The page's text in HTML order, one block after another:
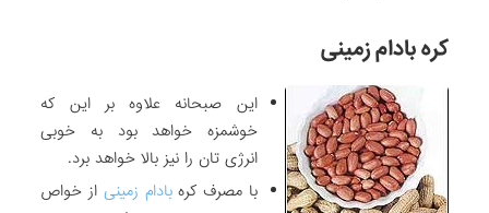
کره بادام زمینی
این صبحانه علاوه بر این که
خوشمزه خواهد بود به خوبی
انرژی تان را نیز بالا خواهد برد.
با مصرف کرهبادام زمینی از خواص